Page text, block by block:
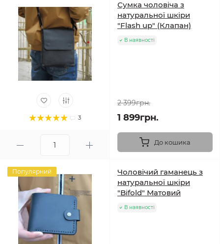
3
Сумка чоловіча з
натуральної шкіри
"Flash up" (Клапан)
В наявності
2 399грн.
1 899грн.
До кошика
Популярний
Чоловічий гаманець з
натуральної шкіри
"Bifold" Матовий
В наявності